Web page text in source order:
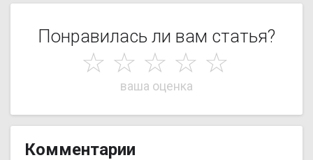
Понравилась ли вам статья?
☆
☆
☆
☆
☆
Комментарии